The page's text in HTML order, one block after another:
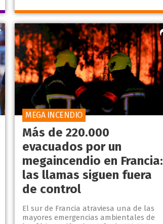
Más de 220.000
evacuados por un
megaincendio en Francia:
las llamas siguen fuera
de control
El sur de Francia atraviesa una de las
mayores emergencias ambientales de
MEGA INCENDIO